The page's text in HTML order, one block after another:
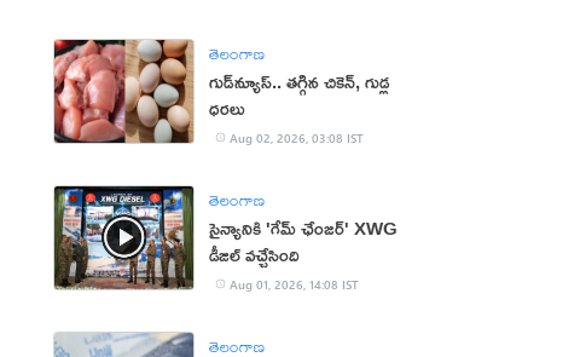
తెలంగాణ
గుడ్‌న్యూస్.. తగ్గిన చికెన్, గుడ్ల
ధరలు
Aug 02, 2026, 03:08 IST
తెలంగాణ
సైన్యానికి 'గేమ్ ఛేంజర్' XWG
డీజిల్ వచ్చేసింది
Aug 01, 2026, 14:08 IST
తెలంగాణ